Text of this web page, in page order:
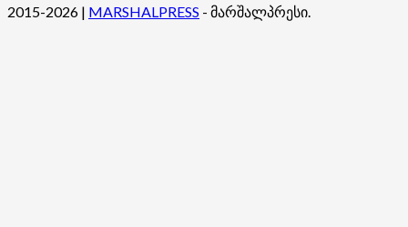
2015-2026 | MARSHALPRESS - მარშალპრესი.